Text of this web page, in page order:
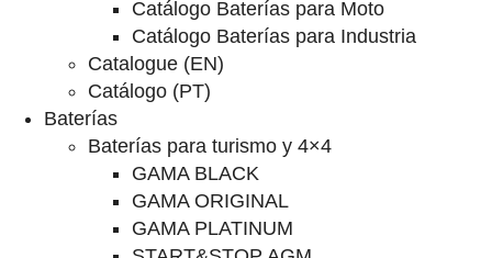
Catálogo Baterías para Moto
Catálogo Baterías para Industria
Catalogue (EN)
Catálogo (PT)
Baterías
Baterías para turismo y 4×4
GAMA BLACK
GAMA ORIGINAL
GAMA PLATINUM